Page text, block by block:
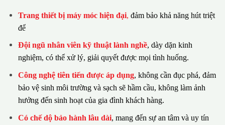
Trang thiết bị máy móc hiện đại, đảm bảo khả năng hút triệt
để
Đội ngũ nhân viên kỹ thuật lành nghề, dày dặn kinh
nghiệm, có thể xử lý, giải quyết được mọi tình huống.
Công nghệ tiên tiến được áp dụng, không cần đục phá, đảm
bảo vệ sinh môi trường và sạch sẽ hầm cầu, không làm ảnh
hưởng đến sinh hoạt của gia đình khách hàng.
Có chế dộ bảo hành lâu dài, mang đến sự an tâm và uy tín